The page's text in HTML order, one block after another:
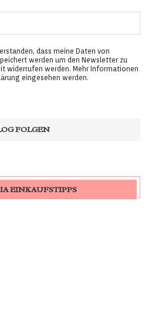
dass meine Daten von
werden um den Newsletter zu
widerrufen werden. Mehr Informationen
eingesehen werden.
EINKAUFSTIPPS